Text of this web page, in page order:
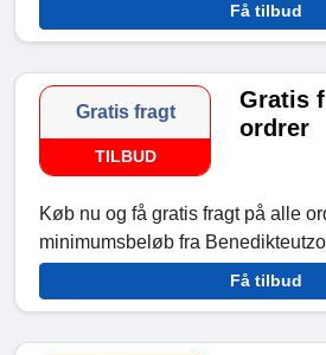
Få tilbud
Gratis fragt
TILBUD
Gratis
ordrer
Køb nu og få gratis fragt på alle
minimumsbeløb fra
Få tilbud